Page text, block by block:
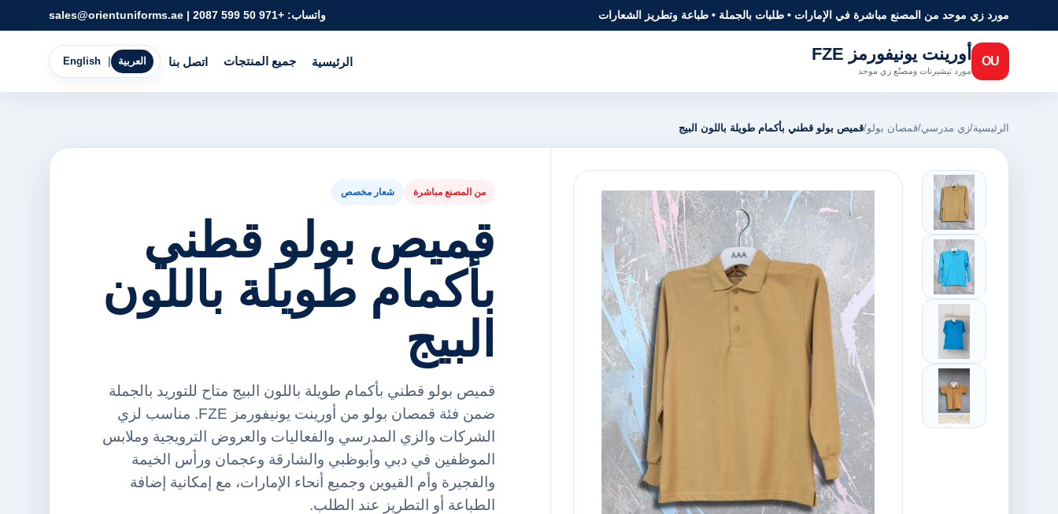
مورد زي موحد من المصنع مباشرة في الإمارات • طلبات بالجملة • طباعة وتطريز الشعارات واتساب: +971 50 599 2087
|
sales@orientuniforms.ae
OU أورينت يونيفورمز FZE
مورد تيشيرتات ومصنّع زي موحد
الرئيسية جميع المنتجات اتصل بنا English العربية
الرئيسية/زي مدرسي/قمصان بولو/قميص بولو قطني بأكمام طويلة باللون البيج
من المصنع مباشرة شعار مخصص
قميص بولو قطني
بأكمام طويلة باللون
البيج
قميص بولو قطني بأكمام طويلة باللون البيج متاح للتوريد بالجملة
ضمن فئة قمصان بولو من أورينت يونيفورمز FZE. مناسب لزي
الشركات والزي المدرسي والفعاليات والعروض الترويجية وملابس
الموظفين في دبي وأبوظبي والشارقة وعجمان ورأس الخيمة
والفجيرة وأم القيوين وجميع أنحاء الإمارات، مع إمكانية إضافة
الطباعة أو التطريز عند الطلب.